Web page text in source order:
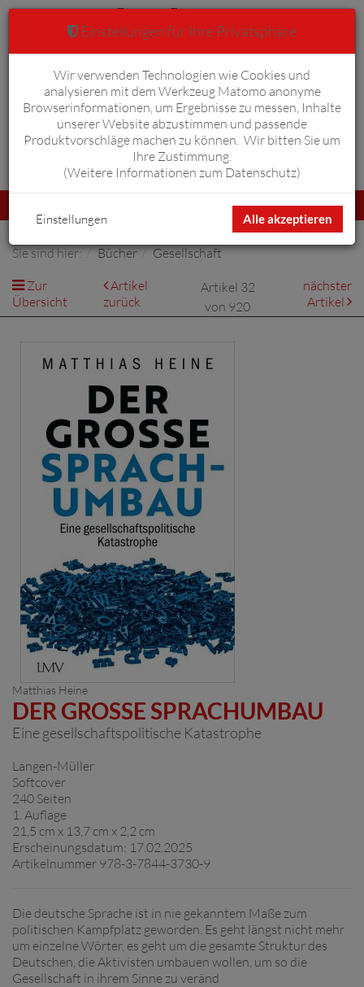
Anmelden Warenkorb 0
umschalten
Sie sind hier: Bücher
Gesellschaft
Zur
Übersicht
Artikel
zurück
Artikel 32
von 920
nächster
Artikel
Matthias Heine
DER GROSSE SPRACHUMBAU
Eine gesellschaftspolitische Katastrophe
Langen-Müller
Softcover
240 Seiten
1. Auflage
21,5 cm x 13,7 cm x 2,2 cm
Erscheinungsdatum: 17.02.2025
Artikelnummer 978-3-7844-3730-9
Die deutsche Sprache ist in nie gekanntem Maße zum
politischen Kampfplatz geworden. Es geht längst nicht mehr
um einzelne Wörter, es geht um die gesamte Struktur des
Deutschen, die Aktivisten umbauen wollen, um so die
Gesellschaft in ihrem Sinne zu veränd
Einstellungen für Ihre Privatsphäre
Wir verwenden Technologien wie Cookies und
analysieren mit dem Werkzeug Matomo anonyme
Browserinformationen, um Ergebnisse zu messen, Inhalte
unserer Website abzustimmen und passende
Produktvorschläge machen zu können. Wir bitten Sie um
Ihre Zustimmung.
(Weitere Informationen zum Datenschutz)
Alle akzeptieren
Einstellungen